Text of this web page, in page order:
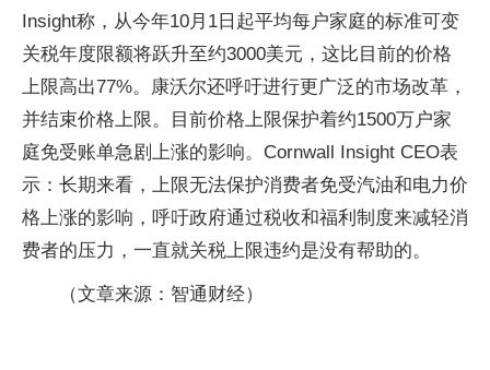
Insight称，从今年10月1日起平均每户家庭的标准可变
关税年度限额将跃升至约3000美元，这比目前的价格
上限高出77%。康沃尔还呼吁进行更广泛的市场改革，
并结束价格上限。目前价格上限保护着约1500万户家
庭免受账单急剧上涨的影响。Cornwall Insight CEO表
示：长期来看，上限无法保护消费者免受汽油和电力价
格上涨的影响，呼吁政府通过税收和福利制度来减轻消
费者的压力，一直就关税上限违约是没有帮助的。
（文章来源：智通财经）